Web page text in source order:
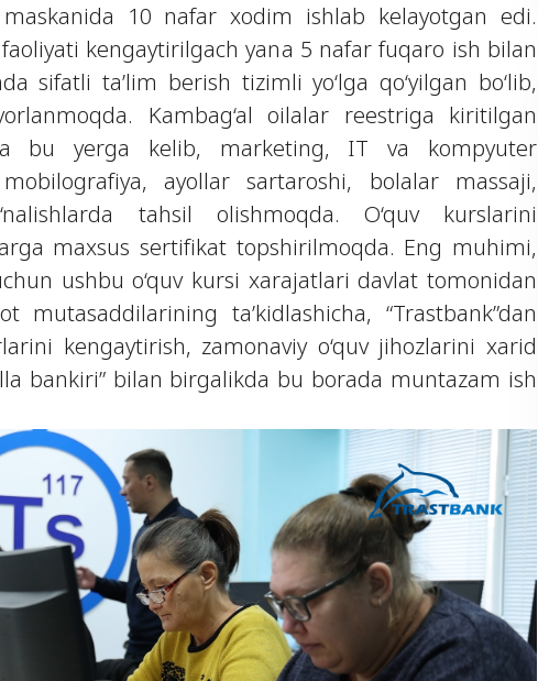
10 nafar xodim ishlab kelayotgan edi.
kengaytirilgach yana 5 nafar fuqaro ish bilan
sifatli ta’lim berish tizimli yo‘lga qo‘yilgan bo‘lib,
Kambag‘al oilalar reestriga kiritilgan
bu yerga kelib, marketing, IT va kompyuter
ayollar sartaroshi, bolalar massaji,
tahsil olishmoqda. O‘quv kurslarini
maxsus sertifikat topshirilmoqda. Eng muhimi,
ushbu o‘quv kursi xarajatlari davlat tomonidan
mutasaddilarining ta’kidlashicha, “Trastbank”dan
kengaytirish, zamonaviy o‘quv jihozlarini xarid
bankiri” bilan birgalikda bu borada muntazam ish